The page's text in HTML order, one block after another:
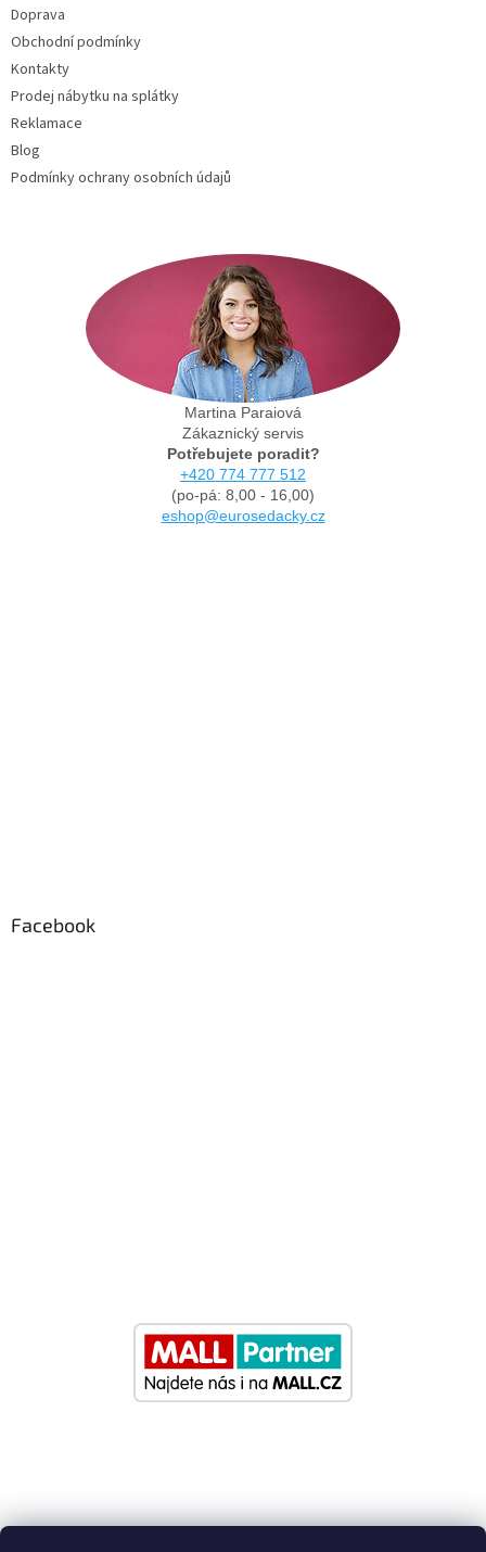
Doprava
Obchodní podmínky
Kontakty
Prodej nábytku na splátky
Reklamace
Blog
Podmínky ochrany osobních údajů
Martina Paraiová
Zákaznický servis
Potřebujete poradit?
+420 774 777 512
(po-pá: 8,00 - 16,00)
eshop@eurosedacky.cz
Facebook